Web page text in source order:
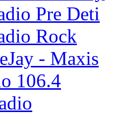
Pre Deti
Rock
- Maxis
106.4